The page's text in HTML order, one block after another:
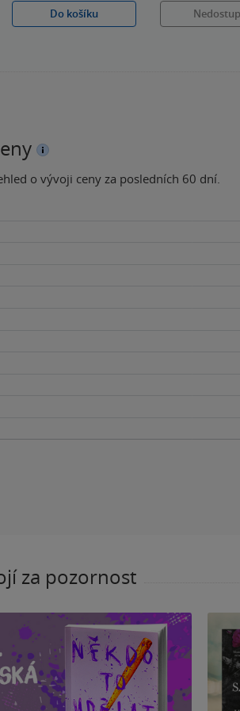
Do košíku
o vývoji ceny za posledních 60 dní.
za pozornost